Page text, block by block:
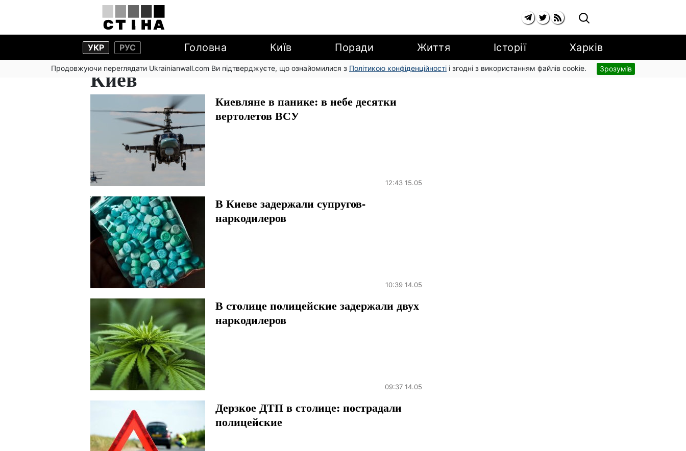
УКР РУС Головна Київ Поради Життя Історії Харків
Продовжуючи переглядати Ukrainianwall.com Ви підтверджуєте, що ознайомилися з Політикою конфіденційності і згодні з використанням файлів cookie. Зрозумів
Киев
Киевляне в панике: в небе десятки
вертолетов ВСУ
12:43 15.05
В Киеве задержали супругов-
наркодилеров
10:39 14.05
В столице полицейские задержали двух
наркодилеров
09:37 14.05
Дерзкое ДТП в столице: пострадали
полицейские